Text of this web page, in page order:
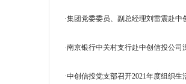
·集团党委委员、副总经理刘雷震赴
·南京银行中关村支行赴中创信投公
·中创信投党支部召开2021年度组织